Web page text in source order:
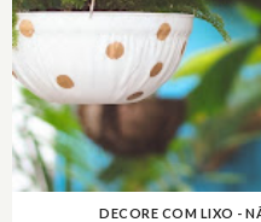
DECORE COM LIXO -